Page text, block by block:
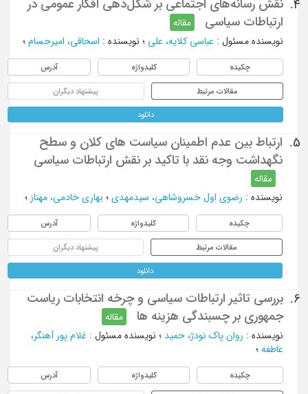
4.
نقش رسانه‌های اجتماعی بر شکل‌دهی افکار عمومی در
ارتباطات سیاسی
مقاله
نویسنده مسئول : عباسی کلایه، علی ؛ نویسنده: اسحاقی، امیرحسام؛
چکیده کلیدواژه آدرس
مقالات مرتبط پیشنهاد دیگران
دانلود
5.
ارتباط بین عدم اطمینان سیاست های کلان و سطح
نگهداشت وجه نقد با تاکید بر نقش ارتباطات سیاسی
مقاله
نویسنده: رضوی اول خسروشاهی، سیدمهدی؛ بهاری خادمی، مهناز؛
چکیده کلیدواژه آدرس
مقالات مرتبط پیشنهاد دیگران
دانلود
6.
بررسی تاثیر ارتباطات سیاسی و چرخه انتخابات ریاست
جمهوری بر چسبندگی هزینه ها
مقاله
نویسنده: روان پاک نودژ، حمید؛ نویسنده مسئول : غلام پور آهنگر،
عاطفه؛
چکیده کلیدواژه آدرس